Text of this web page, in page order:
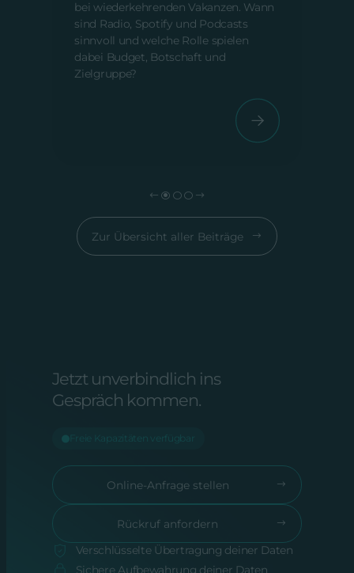
bei wiederkehrenden Vakanzen. Wann
sind Radio, Spotify und Podcasts
sinnvoll und welche Rolle spielen
dabei Budget, Botschaft und
Zielgruppe?
Zur Übersicht aller Beiträge
Jetzt unverbindlich ins
Gespräch kommen.
Freie Kapazitäten verfügbar
Online-Anfrage stellen
Rückruf anfordern
Verschlüsselte Übertragung deiner Daten
Sichere Aufbewahrung deiner Daten